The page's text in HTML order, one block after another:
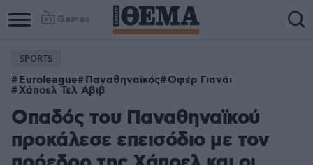
Games
SPORTS
Euroleague Παναθηναϊκός Οφέρ Γιανάι
Χάποελ Τελ Αβιβ
Οπαδός του Παναθηναϊκού
προκάλεσε επεισόδιο με τον